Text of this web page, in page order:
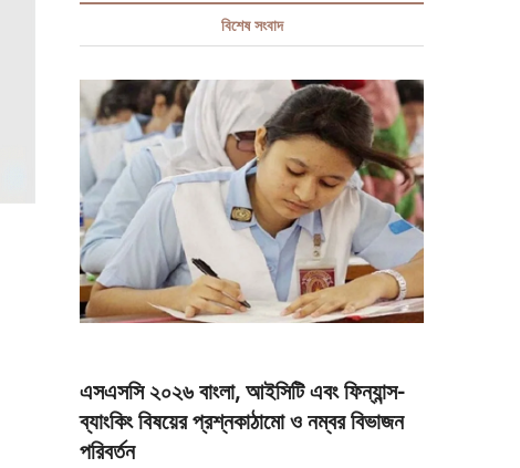
বিশেষ সংবাদ
এসএসসি ২০২৬ বাংলা, আইসিটি এবং ফিন্যান্স-
ব্যাংকিং বিষয়ের প্রশ্নকাঠামো ও নম্বর বিভাজন
পরিবর্তন